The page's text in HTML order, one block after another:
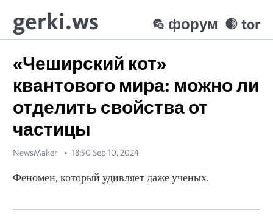
gerki.ws tor
форум
«Чеширский кот»
квантового мира: можно ли
отделить свойства от
частицы
NewsMaker 18:50 Sep 10, 2024
Феномен, который удивляет даже ученых.